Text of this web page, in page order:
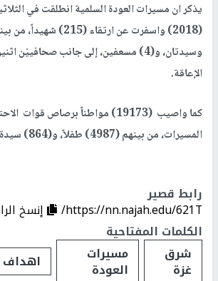
يذكر ان مسيرات العودة السلمية انطلقت في
الإعاقة.
كما واصيب (19173) مواطناً برصاص
المسيرات، من بينهم (4987) طفلاً، و(864) سيدة.
رابط قصير
https://nn.najah.edu/621T/
إنسخ
الكلمات المفتاحية
شرق
غزة
مسيرات
العودة اهداف